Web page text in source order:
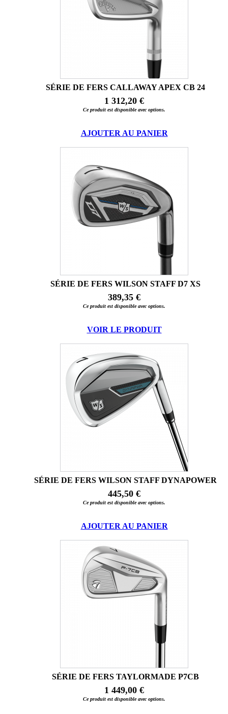
SÉRIE DE FERS CALLAWAY APEX CB 24
1 312,20 €
Ce produit est disponible avec options.
AJOUTER AU PANIER
SÉRIE DE FERS WILSON STAFF D7 XS
389,35 €
Ce produit est disponible avec options.
VOIR LE PRODUIT
SÉRIE DE FERS WILSON STAFF DYNAPOWER
445,50 €
Ce produit est disponible avec options.
AJOUTER AU PANIER
SÉRIE DE FERS TAYLORMADE P7CB
1 449,00 €
Ce produit est disponible avec options.